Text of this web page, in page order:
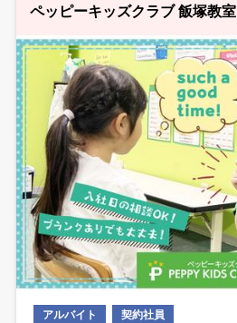
ペッピーキッズクラブ 飯塚教室
アルバイト 契約社員